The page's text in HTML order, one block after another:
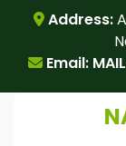
content
Address:
Email: